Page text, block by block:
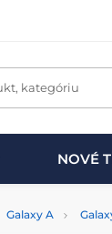
kategóriu
NOVÉ
Galaxy A